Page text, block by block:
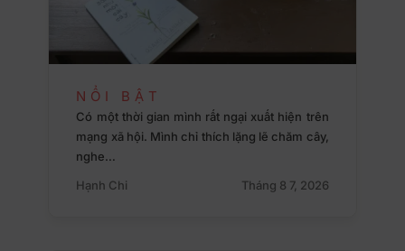
NỔI BẬT
Có một thời gian mình rất ngại xuất hiện trên
mạng xã hội. Mình chỉ thích lặng lẽ chăm cây,
nghe…
Hạnh Chi
Tháng 8 7, 2026